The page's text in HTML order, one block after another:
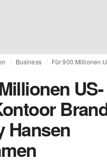
Business
US-
Hansen